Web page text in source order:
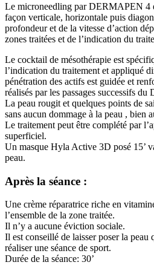
Le microneedling par DERMAPEN 4
façon verticale, horizontale puis
profondeur et de la vitesse d’action
zones traitées et de l’indication du
Le cocktail de mésothérapie est
l’indication du traitement et appliqué
pénétration des actifs est guidée et
réalisés par les passages successifs
La peau rougit et quelques points de
sans aucun dommage à la peau , bien
Le traitement peut être complété par
superficiel.
Un masque Hyla Active 3D posé 15’
peau.
Après la séance :
Une crème réparatrice riche en
l’ensemble de la zone traitée.
Il n’y a aucune éviction sociale.
Il est conseillé de laisser poser la peau
réaliser une séance de sport.
Durée de la séance: 30’